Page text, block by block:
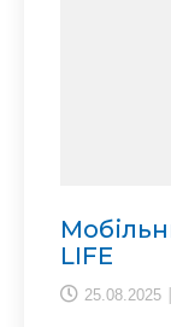
LIFE
25.08.2025